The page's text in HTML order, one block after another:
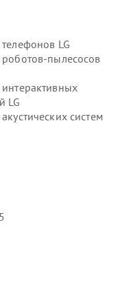
LG
роботов-пылесосов
LG
систем